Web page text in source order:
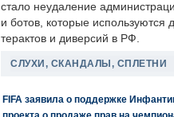
стало неудаление
и ботов, которые используются
терактов и диверсий в РФ.
СЛУХИ, СКАНДАЛЫ, СПЛЕТНИ
FIFA заявила о поддержке